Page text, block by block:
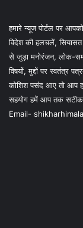
हमारे न्यूज पोर्टल पर
विदेश की हलचलें, सियासत
से जुड़ा मनोरंजन, लोक-
विषयों, मुद्दों पर स्वतंत्र
कोशिश पसंद आए तो आप
सहयोग हमें आप तक सटीक
Email-